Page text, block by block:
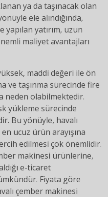
ya da taşınacak olan
ele alındığında,
yatırım, uzun
maliyet avantajları
maddi değeri ile ön
ve taşınma sürecinde fire
neden olabilmektedir.
yükleme sürecinde
Bu yönüyle, havalı
ucuz ürün arayışına
edilmesi çok önemlidir.
makinesi ürünlerine,
e-ticaret
Fiyata göre
çember makinesi